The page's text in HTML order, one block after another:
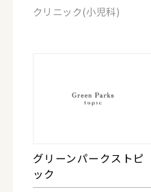
クリニック(小児科)
グリーンパークストピ
ック